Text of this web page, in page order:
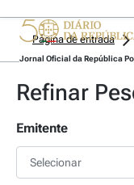
Jornal Oficial da República
Página de entrada
Refinar
Emitente
Selecionar